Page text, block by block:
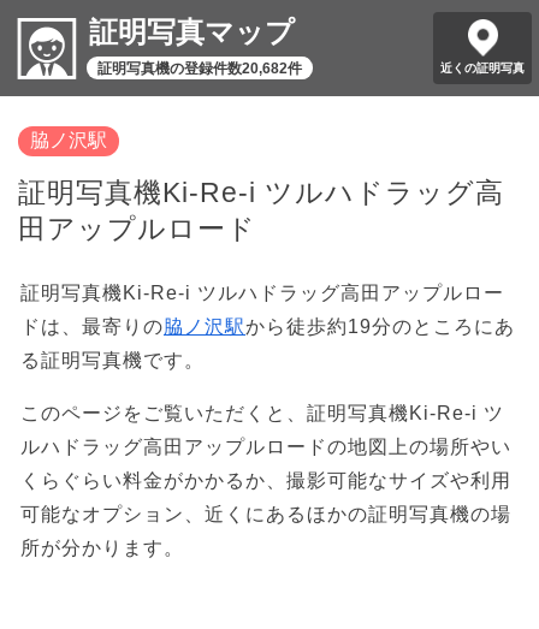
証明写真マップ
証明写真機の登録件数20,682件 近くの証明写真
脇ノ沢駅
証明写真機Ki-Re-i ツルハドラッグ高
田アップルロード
証明写真機Ki-Re-i ツルハドラッグ高田アップルロー
ドは、最寄りの脇ノ沢駅から徒歩約19分のところにあ
る証明写真機です。
このページをご覧いただくと、証明写真機Ki-Re-i ツ
ルハドラッグ高田アップルロードの地図上の場所やい
くらぐらい料金がかかるか、撮影可能なサイズや利用
可能なオプション、近くにあるほかの証明写真機の場
所が分かります。